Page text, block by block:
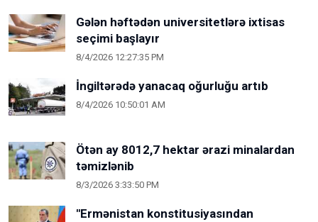
Gələn həftədən universitetlərə ixtisas
seçimi başlayır
8/4/2026 12:27:35 PM
İngiltərədə yanacaq oğurluğu artıb
8/4/2026 10:50:01 AM
Ötən ay 8012,7 hektar ərazi minalardan
təmizlənib
8/3/2026 3:33:50 PM
"Ermənistan konstitusiyasından